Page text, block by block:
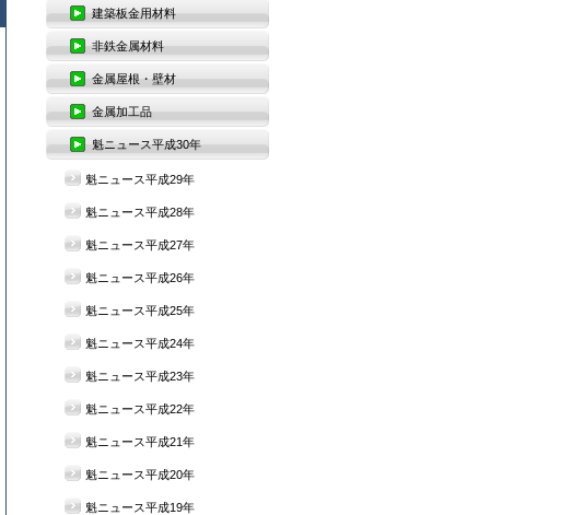
建築板金用材料
非鉄金属材料
金属屋根・壁材
金属加工品
魁ニュース平成30年
魁ニュース平成29年
魁ニュース平成28年
魁ニュース平成27年
魁ニュース平成26年
魁ニュース平成25年
魁ニュース平成24年
魁ニュース平成23年
魁ニュース平成22年
魁ニュース平成21年
魁ニュース平成20年
魁ニュース平成19年